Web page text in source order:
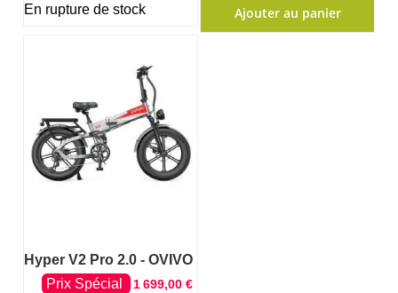
En rupture de stock Ajouter au panier
Hyper V2 Pro 2.0 - OVIVO
Prix Spécial
1 699,00 €